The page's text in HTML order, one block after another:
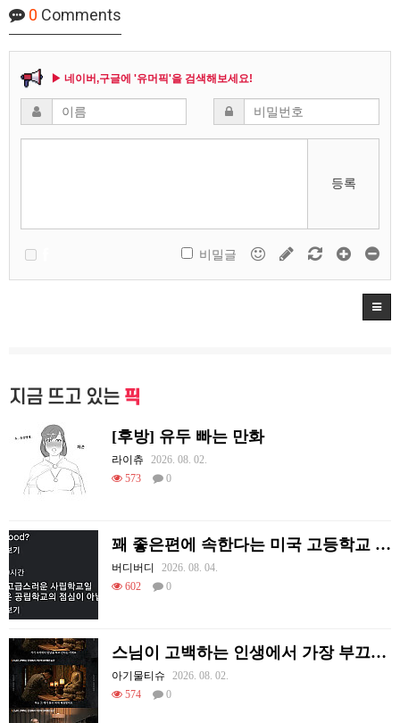
0 Comments
▶ 네이버,구글에 '유머픽'을 검색해보세요!
등록
비밀글
지금 뜨고 있는 픽
[후방] 유두 빠는 만화
라이츄
2026. 08. 02.
573
0
꽤 좋은편에 속한다는 미국 고등학교 급식.mp4
버디버디
2026. 08. 04.
602
0
스님이 고백하는 인생에서 가장 부끄러웠던 순간
아기물티슈
2026. 08. 02.
574
0